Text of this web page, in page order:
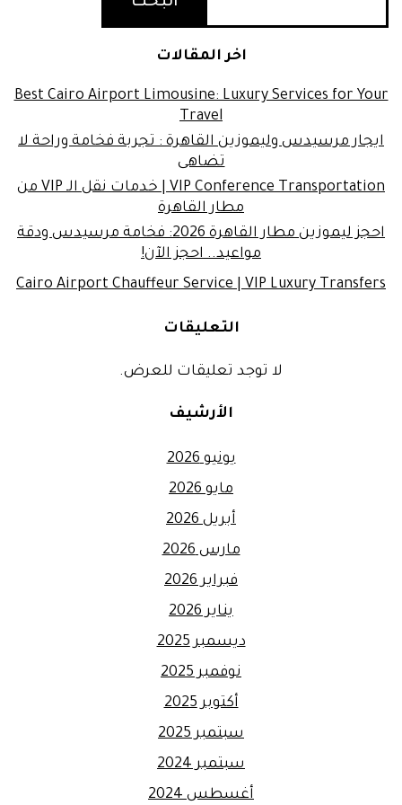
اخر المقالات
Best Cairo Airport Limousine: Luxury Services for Your
Travel
ايجار مرسيدس وليموزين القاهرة : تجربة فخامة وراحة لا
تضاهى
VIP Conference Transportation | خدمات نقل الـ VIP من
مطار القاهرة
احجز ليموزين مطار القاهرة 2026: فخامة مرسيدس ودقة
مواعيد.. احجز الآن!
Cairo Airport Chauffeur Service | VIP Luxury Transfers
التعليقات
لا توجد تعليقات للعرض.
الأرشيف
يونيو 2026
مايو 2026
أبريل 2026
مارس 2026
فبراير 2026
يناير 2026
ديسمبر 2025
نوفمبر 2025
أكتوبر 2025
سبتمبر 2025
سبتمبر 2024
أغسطس 2024